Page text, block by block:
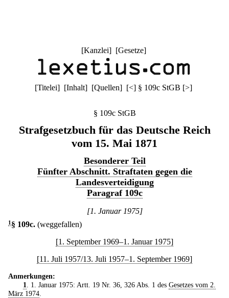
[Kanzlei] [Gesetze]
[Titelei] [Inhalt] [Quellen] [<] § 109c StGB [>]
§ 109c StGB
Strafgesetzbuch für das Deutsche Reich
vom 15. Mai 1871
Besonderer Teil
Fünfter Abschnitt. Straftaten gegen die
Landesverteidigung
Paragraf 109c
[1. Januar 1975]
1 § 109c. (weggefallen)
[1. September 1969–1. Januar 1975]
[11. Juli 1957/13. Juli 1957–1. September 1969]
Anmerkungen:
1
. 1. Januar 1975: Artt. 19 Nr. 36, 326 Abs. 1 des Gesetzes vom 2.
März 1974